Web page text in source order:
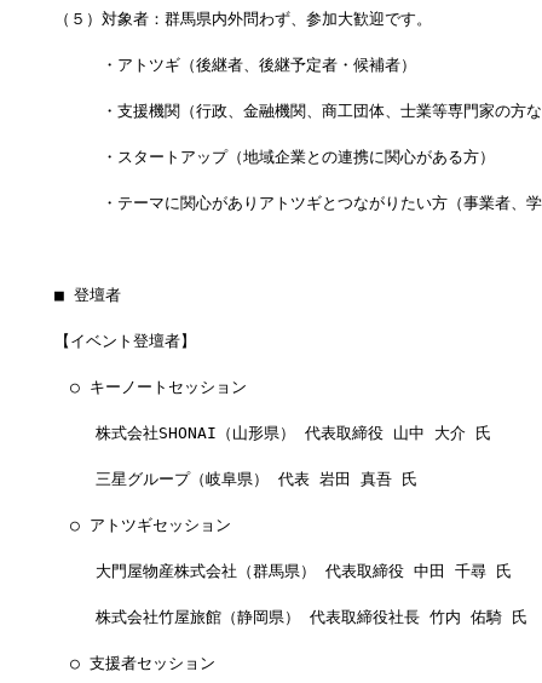
（５）対象者：群馬県内外問わず、参加大歓迎です。
・アトツギ（後継者、後継予定者・候補者）
・支援機関（行政、金融機関、商工団体、士業等専門家の方
・スタートアップ（地域企業との連携に関心がある方）
・テーマに関心がありアトツギとつながりたい方（事業者、学
■ 登壇者
【イベント登壇者】
○ キーノートセッション
株式会社SHONAI（山形県） 代表取締役 山中 大介 氏
三星グループ（岐阜県） 代表 岩田 真吾 氏
○ アトツギセッション
大門屋物産株式会社（群馬県） 代表取締役 中田 千尋 氏
株式会社竹屋旅館（静岡県） 代表取締役社長 竹内 佑騎 氏
○ 支援者セッション